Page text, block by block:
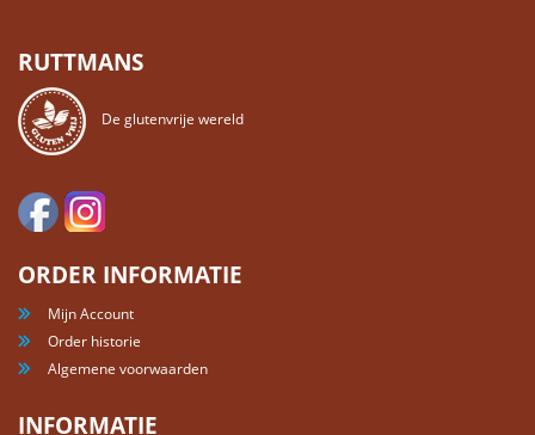
RUTTMANS
De glutenvrije wereld
ORDER INFORMATIE
Mijn Account
Order historie
Algemene voorwaarden
INFORMATIE